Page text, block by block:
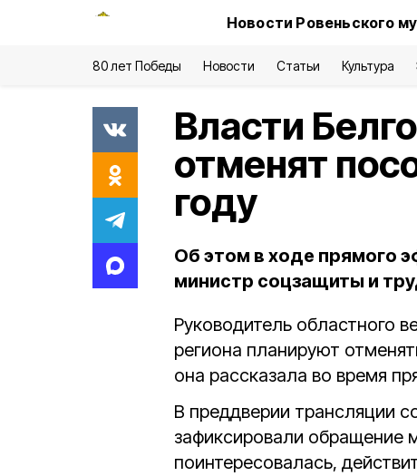
Новости Ровеньского
80 лет Победы Новости Статьи Культура
Власти
отменят
году
Об этом в ходе прямого
министр соцзащиты и
Руководитель областного
региона планируют
она рассказала во время
В преддверии трансляции
зафиксировали обращение
поинтересовалась,